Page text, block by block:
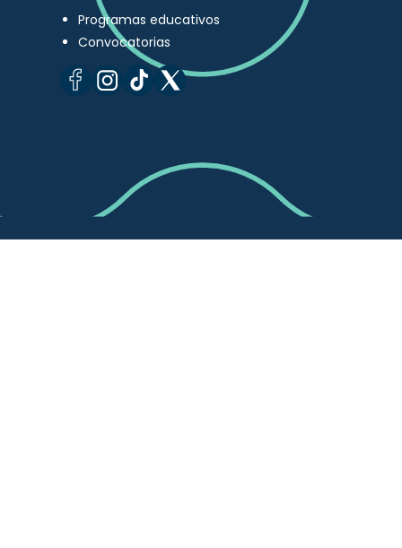
Programas educativos
Convocatorias